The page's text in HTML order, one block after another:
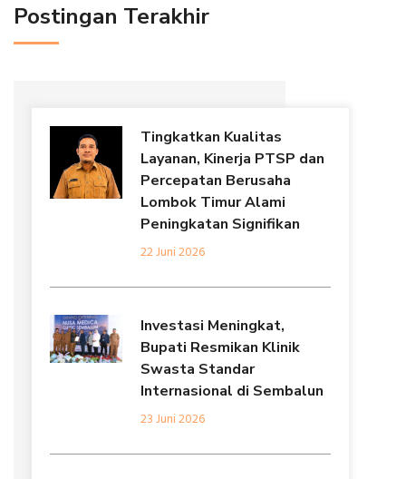
Postingan Terakhir
Tingkatkan Kualitas
Layanan, Kinerja PTSP dan
Percepatan Berusaha
Lombok Timur Alami
Peningkatan Signifikan
22 Juni 2026
Investasi Meningkat,
Bupati Resmikan Klinik
Swasta Standar
Internasional di Sembalun
23 Juni 2026